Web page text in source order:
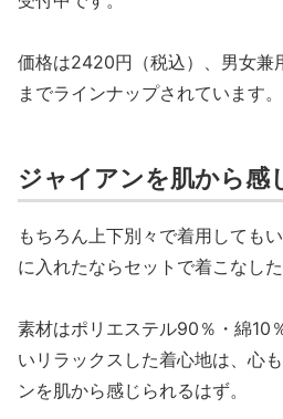
価格は2420円（税込）、男女兼
までラインナップされています。
ジャイアンを肌から感
もちろん上下別々で着用しても
に入れたならセットで着こなした
素材はポリエステル90％・綿10
いリラックスした着心地は、心
ンを肌から感じられるはず。